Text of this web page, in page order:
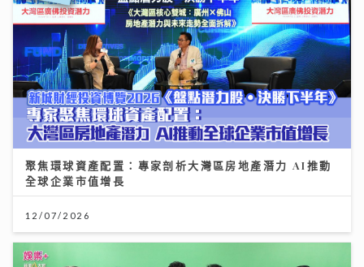
聚焦環球資產配置：專家剖析大灣區房地產潛力 AI推動
全球企業市值增長
12/07/2026